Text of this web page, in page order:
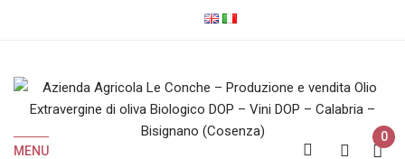
MENU
0